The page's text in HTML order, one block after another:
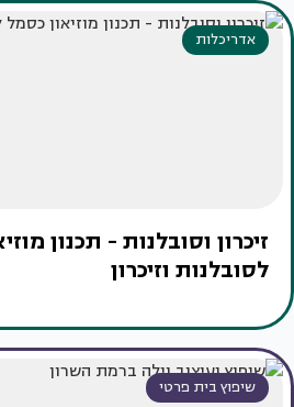
אדריכלות
זיכרון וסובלנות - תכנון
לסובלנות וזיכרון
שיפוץ בית פרטי